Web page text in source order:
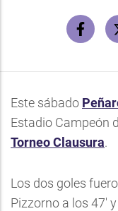
Este sábado
Estadio Campeón
Torneo Clausura.
Los dos goles
Pizzorno a los 47'